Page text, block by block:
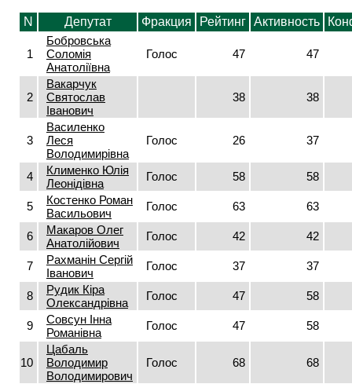
N Депутат Фракция Рейтинг Активность
1
Бобровська
Соломія
Анатоліївна
Голос 47 47
2
Вакарчук
Святослав
Іванович
38 38
3
Василенко
Леся
Володимирівна
Голос 26 37
4
Клименко Юлія
Леонідівна
Голос 58 58
5
Костенко Роман
Васильович
Голос 63 63
6
Макаров Олег
Анатолійович
Голос 42 42
7
Рахманін Сергій
Іванович
Голос 37 37
8
Рудик Кіра
Олександрівна
Голос 47 58
9
Совсун Інна
Романівна
Голос 47 58
10
Цабаль
Володимир
Володимирович
Голос 68 68